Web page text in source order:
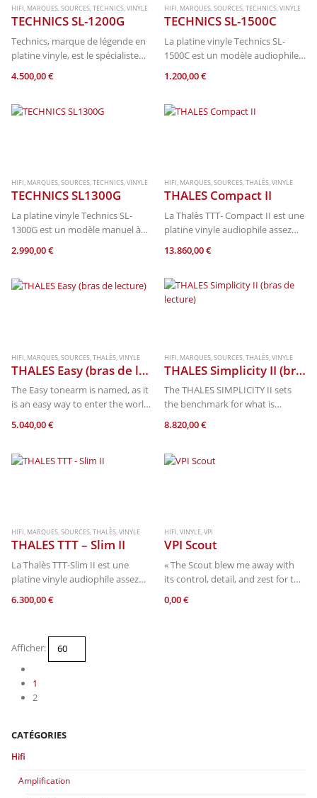
HIFI, MARQUES,SOURCES,TECHNICS,VINYLE
TECHNICS SL-1200G
Technics, marque de légende en
platine vinyle, est le spécialiste
direct avec un réglage de la
4.500,00€
HIFI, MARQUES,SOURCES,TECHNICS,VINYLE
TECHNICS SL-1500C
La platine vinyle Technics SL-
1500C est un modèle audiophile
phono RIAA intégré. Elle est doté
aluminium, d’un châssis anti-
1.200,00€
HIFI, MARQUES,SOURCES,TECHNICS,VINYLE
TECHNICS SL1300G
La platine vinyle Technics SL-
1300G est un modèle manuel à
emprunte de nombreuses
1200GR2, à commencer par le
2.990,00€
HIFI, MARQUES,SOURCES,THALÈS,VINYLE
THALES Compact II
La Thalès TTT- Compact II est une
platine vinyle audiophile assez
soixante-dix pièces a été
ateliers de la marque en Suisse.
Fabriquée…
13.860,00€
HIFI, MARQUES,SOURCES,THALÈS,VINYLE
THALES Easy (bras de lecture)
The Easy tonearm is named, as it
is an easy way to enter the world
design of the Easy tonearm
5.040,00€
HIFI, MARQUES,SOURCES,THALÈS,VINYLE
THALES Simplicity II (bras de lecture)
The THALES SIMPLICITY II sets
the benchmark for what is
today. The
solution that reduces the
8.820,00€
HIFI, MARQUES,SOURCES,THALÈS,VINYLE
THALES TTT – Slim II
La Thalès TTT-Slim II est une
platine vinyle audiophile assez
soixante-dix pièces a été
ateliers de la marque en Suisse.
Fabriquée comme…
6.300,00€
HIFI,VINYLE,VPI
VPI Scout
« The Scout blew me away with
its control, detail, and zest for the
why anyone would want more » –
0,00€
Afficher:
1
2
CATÉGORIES
Hifi
Amplification